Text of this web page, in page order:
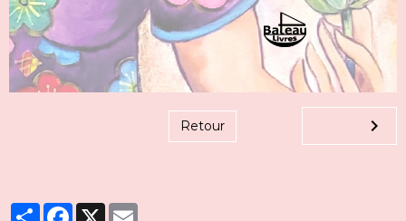
Retour
PartagerFacebook
X